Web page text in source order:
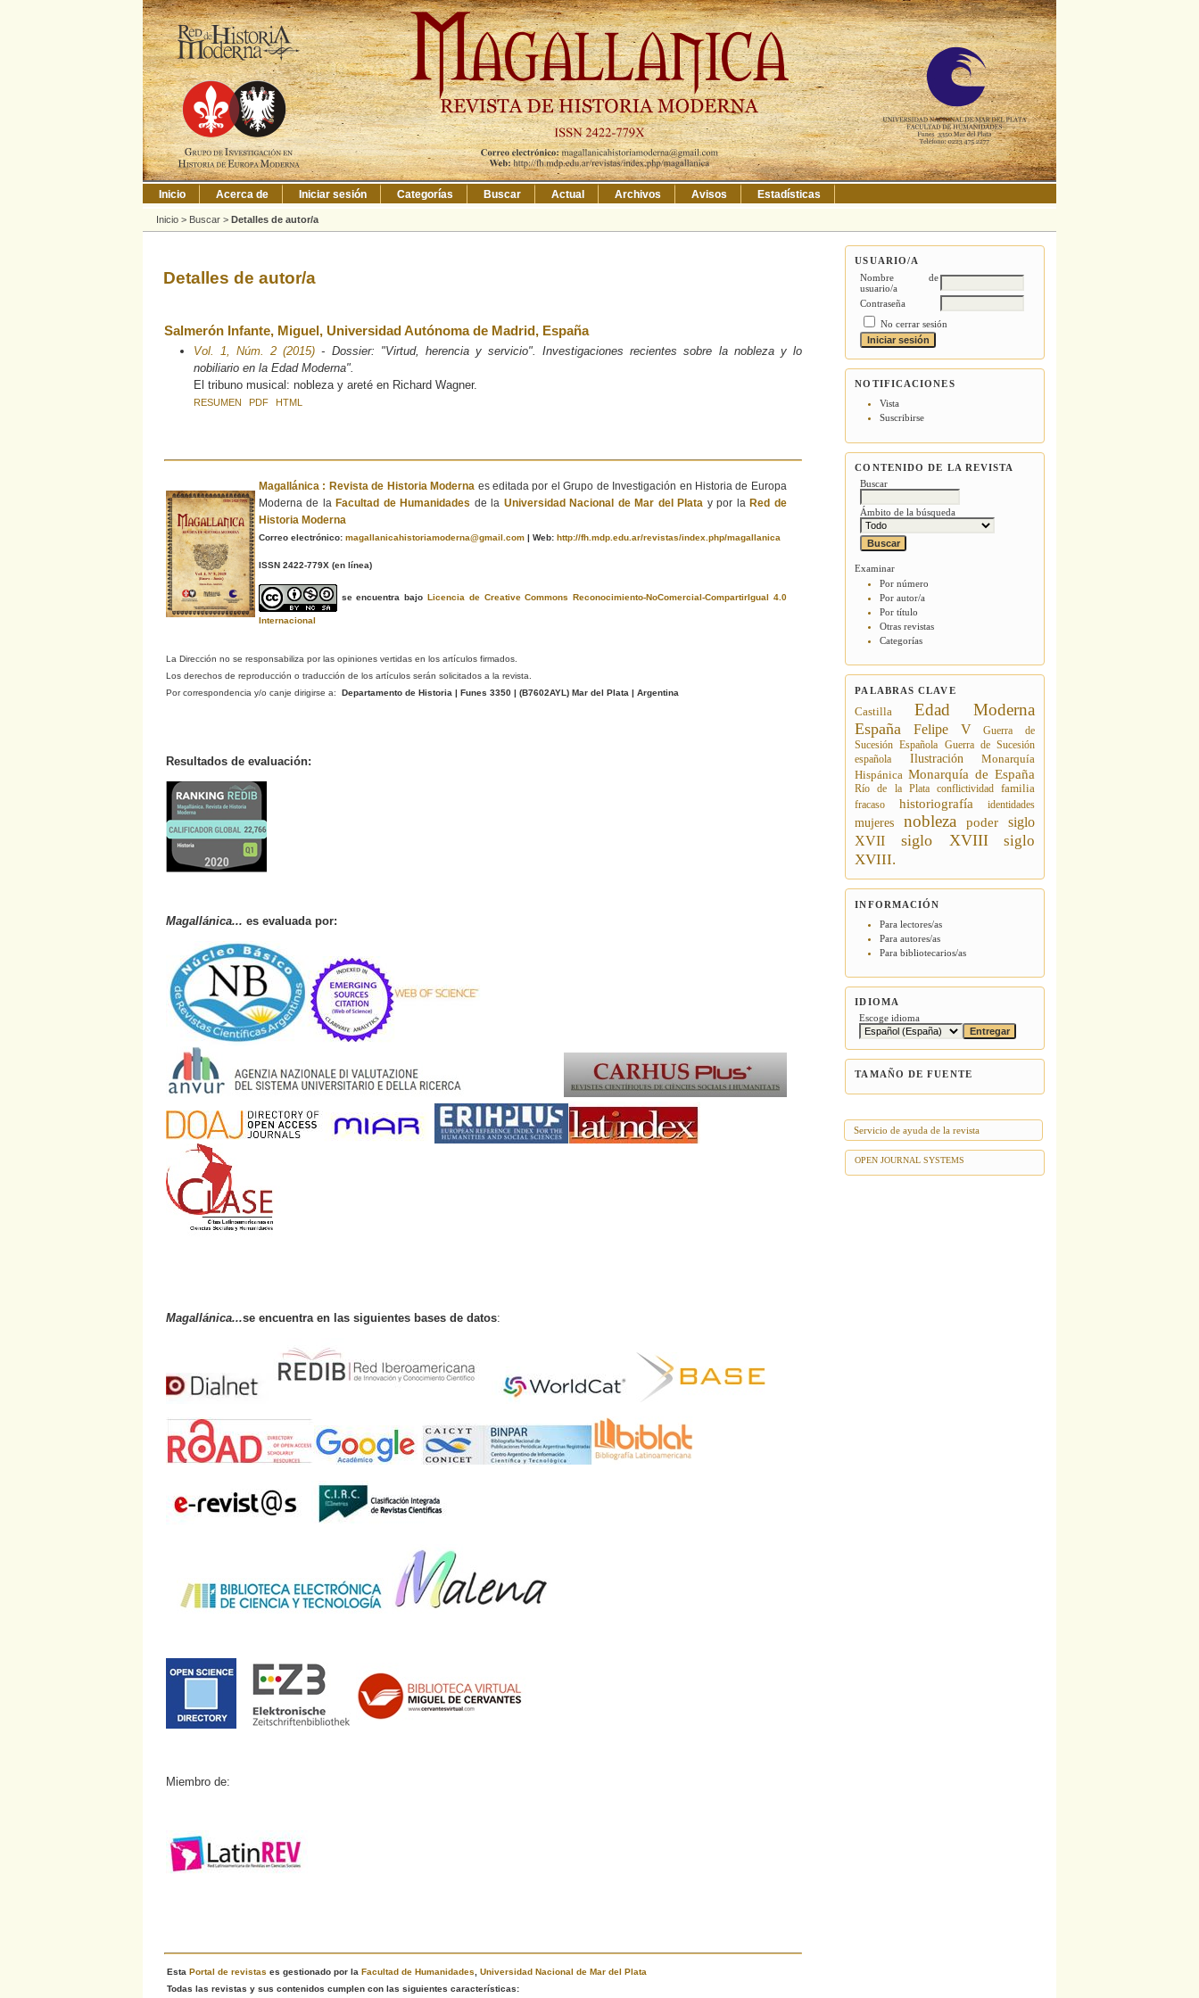
USUARIO/A
Nombre de
usuario/a
Contraseña
No cerrar sesión
NOTIFICACIONES
Vista
Suscribirse
CONTENIDO DE LA REVISTA
Buscar
Ámbito de la búsqueda
Examinar
Por número
Por autor/a
Por título
Otras revistas
Categorías
PALABRAS CLAVE
Castilla Edad Moderna
España Felipe V
Guerra de
Sucesión Española Guerra de Sucesión
española
Ilustración
Monarquía
Hispánica Monarquía de España
Río de la Plata conflictividad familia
fracaso
historiografía identidades
mujeres nobleza poder
siglo
XVII
siglo XVIII
siglo
XVIII.
INFORMACIÓN
Para lectores/as
Para autores/as
Para bibliotecarios/as
IDIOMA
Escoge idioma
TAMAÑO DE FUENTE
Servicio de ayuda de la revista
OPEN JOURNAL SYSTEMS
Inicio Acerca de Iniciar sesión Categorías Buscar Actual Archivos Avisos Estadísticas
Inicio > Buscar > Detalles de autor/a
Detalles de autor/a
Salmerón Infante, Miguel, Universidad Autónoma de Madrid, España
Vol. 1, Núm. 2 (2015) - Dossier: "Virtud, herencia y servicio". Investigaciones recientes sobre la nobleza y lo
nobiliario en la Edad Moderna".
El tribuno musical: nobleza y areté en Richard Wagner.
RESUMEN PDF HTML
Magallánica : Revista de Historia Moderna es editada por el Grupo de Investigación en Historia de Europa
Moderna de la Facultad de Humanidades de la Universidad Nacional de Mar del Plata y por la Red de
Historia Moderna
Correo electrónico: magallanicahistoriamoderna@gmail.com| Web: http://fh.mdp.edu.ar/revistas/index.php/magallanica
ISSN 2422-779X (en línea)
se encuentra bajo Licencia de Creative Commons Reconocimiento-NoComercial-CompartirIgual 4.0
Internacional
La Dirección no se responsabiliza por las opiniones vertidas en los artículos firmados.
Los derechos de reproducción o traducción de los artículos serán solicitados a la revista.
Por correspondencia y/o canje dirigirse a: Departamento de Historia | Funes 3350 | (B7602AYL ) Mar del Plata | Argentina
Resultados de evaluación:
Magallánica... es evaluada por:
Magallánica...se encuentra en las siguientes bases de datos:
Miembro de:
Esta Portal de revistas es gestionado por la Facultad de Humanidades
Universidad Nacional de Mar del Plata
Todas las revistas y sus contenidos cumplen con las siguientes características: